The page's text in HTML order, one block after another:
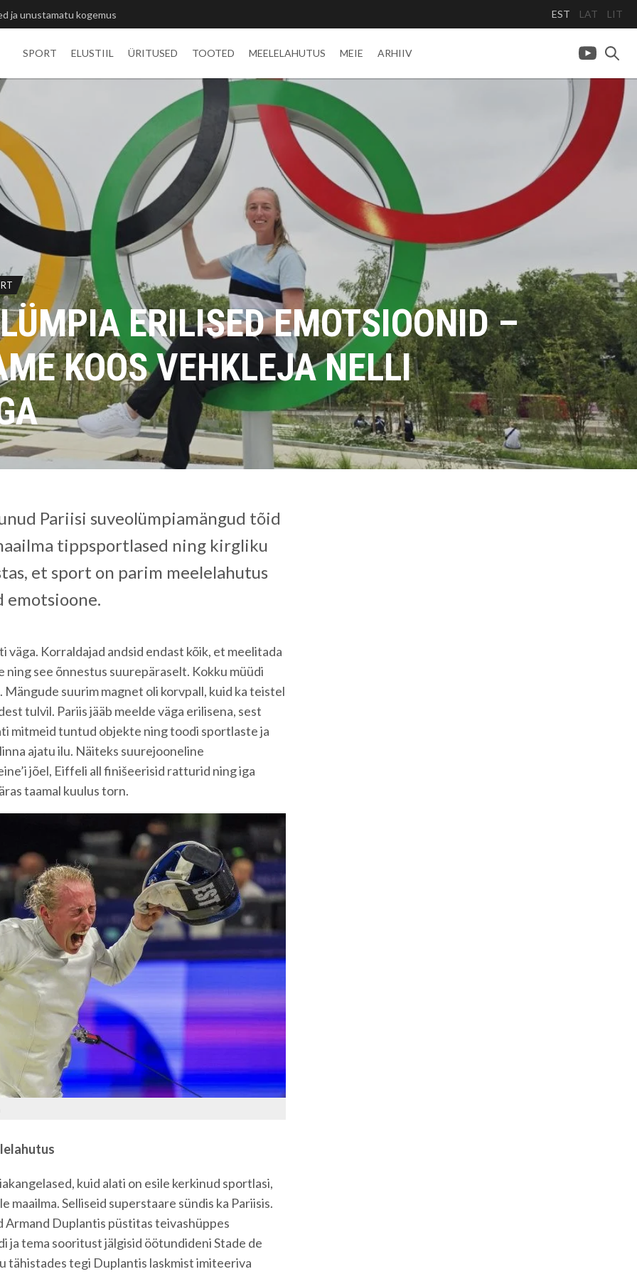
medalid EST LAT LIT
SPORT ELUSTIIL ÜRITUSED TOOTED MEELELAHUTUS MEIE ARHIIV
ERILISED EMOTSIOONID –
KOOS VEHKLEJA NELLI
Pariisi suveolümpiamängud tõid
tippsportlased ning kirgliku
et sport on parim meelelahutus
emotsioone.
väga. Korraldajad andsid endast kõik, et meelitada
see õnnestus suurepäraselt. Kokku müüdi
suurim magnet oli korvpall, kuid ka teistel
tulvil. Pariis jääb meelde väga erilisena, sest
mitmeid tuntud objekte ning toodi sportlaste ja
ajatu ilu. Näiteks suurejooneline
jõel, Eiffeli all finišeerisid ratturid ning iga
taamal kuulus torn.
kuid alati on esile kerkinud sportlasi,
maailma. Selliseid superstaare sündis ka Pariisis.
Duplantis püstitas teivashüppes
ja tema sooritust jälgisid öötundideni Stade de
tähistades tegi Duplantis laskmist imiteeriva